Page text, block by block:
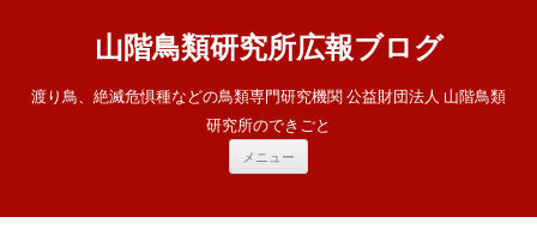
山階鳥類研究所広報ブログ
渡り鳥、絶滅危惧種などの鳥類専門研究機関 公益財団法人 山階鳥類
研究所のできごと
メニュー
ツ